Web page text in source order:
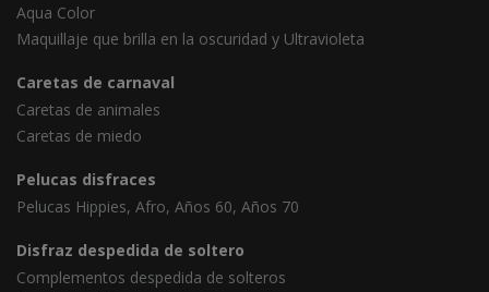
Aqua Color
Maquillaje que brilla en la oscuridad y Ultravioleta
Caretas de carnaval
Caretas de animales
Caretas de miedo
Pelucas disfraces
Pelucas Hippies, Afro, Años 60, Años 70
Disfraz despedida de soltero
Complementos despedida de solteros